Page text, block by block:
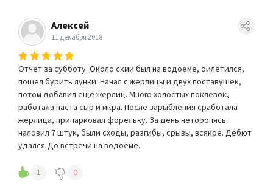
Алексей
11 декабря 2018
Отчет за субботу. Около скми был на водоеме, оилетился,
пошел бурить лунки. Начал с жерлицы и двух поставушек,
потом добавил еще жерлиц. Много холостых поклевок,
работала паста сыр и икра. После зарыбления сработала
жерлица, припарковал форельку. За день неторопясь
наловил 7 штук, были сходы, разгибы, срывы, всякое. Дебют
удался.До встречи на водоеме.
1 0